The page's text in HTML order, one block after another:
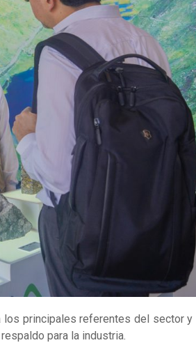
principales referentes del sector
para la industria.